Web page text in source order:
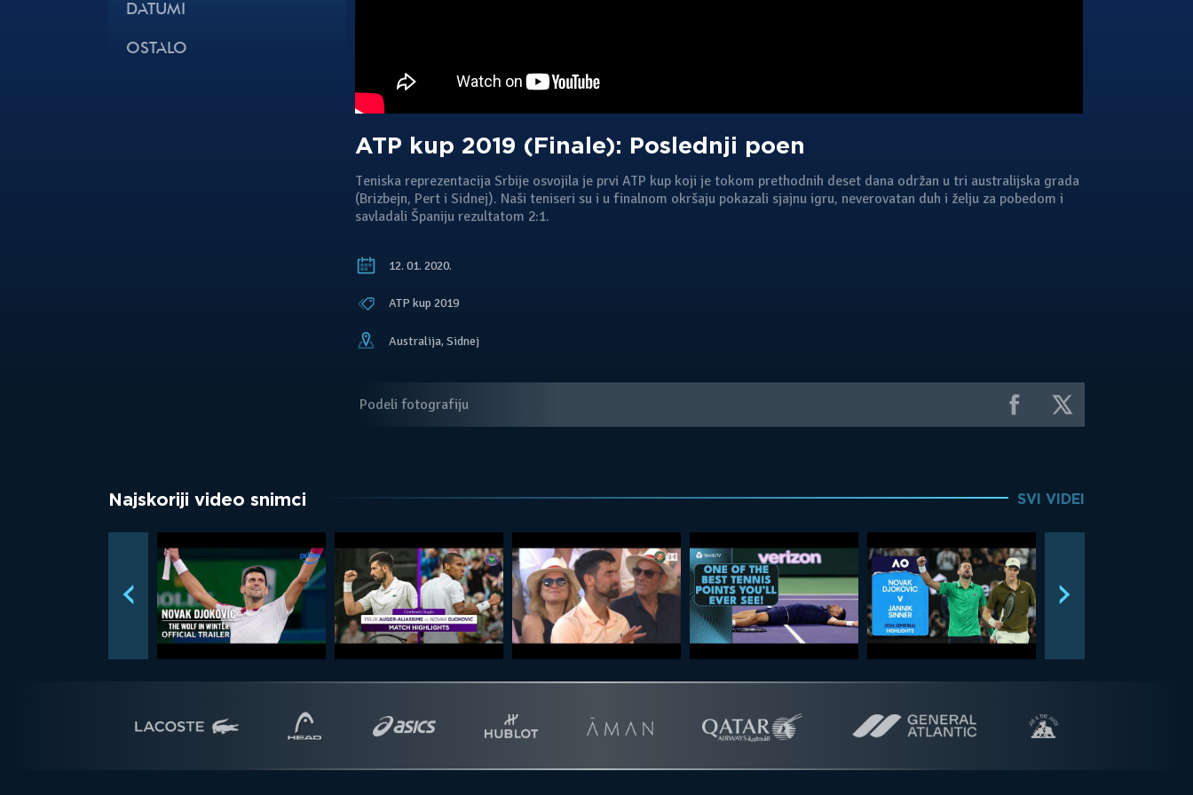
DATUMI
OSTALO
ATP kup 2019 (Finale): Poslednji poen
Teniska reprezentacija Srbije osvojila je prvi ATP kupkoji je tokom prethodnih deset dana održan u tri australijska grada
(Brizbejn, Pert i Sidnej). Naši teniseri su i u finalnom okršaju pokazali sjajnu igru, neverovatan duh i želju za pobedom i
savladali Španiju rezultatom 2:1.
12. 01. 2020.
ATP kup 2019
Australija, Sidnej
Podeli fotografiju
Najskoriji video snimci SVI VIDEI